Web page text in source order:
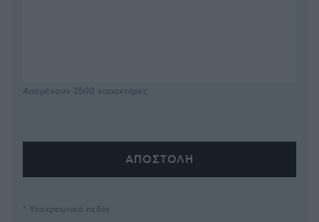
Απομένουν 2500 χαρακτήρες
* Υποχρεωτικά πεδία